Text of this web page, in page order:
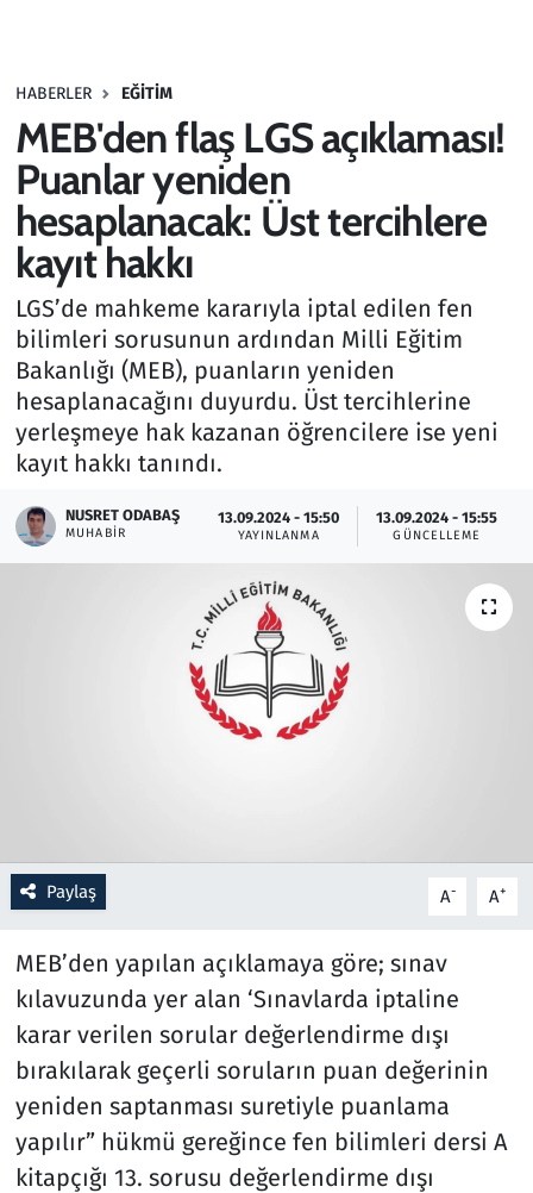
HABERLER EĞITIM
MEB'den flaş LGS açıklaması!
Puanlar yeniden
hesaplanacak: Üst tercihlere
kayıt hakkı
LGS’de mahkeme kararıyla iptal edilen fen
bilimleri sorusunun ardından Milli Eğitim
Bakanlığı (MEB), puanların yeniden
hesaplanacağını duyurdu. Üst tercihlerine
yerleşmeye hak kazanan öğrencilere ise yeni
kayıt hakkı tanındı.
NUSRET ODABAŞ
MUHABIR
13.09.2024 - 15:50
YAYINLANMA
13.09.2024 - 15:55
GÜNCELLEME
Paylaş A- A+
MEB’den yapılan açıklamaya göre; sınav
kılavuzunda yer alan ‘Sınavlarda iptaline
karar verilen sorular değerlendirme dışı
bırakılarak geçerli soruların puan değerinin
yeniden saptanması suretiyle puanlama
yapılır” hükmü gereğince fen bilimleri dersi A
kitapçığı 13. sorusu değerlendirme dışı
Haber
Kültür Sanat
Kurumsal Haberler
Lezzet Durağı
Memur ve Kamu
Otomobil
Oyun
Ramazan
Rüya Tabirleri
Spor
Teknoloji ve Bilim
Televizyon